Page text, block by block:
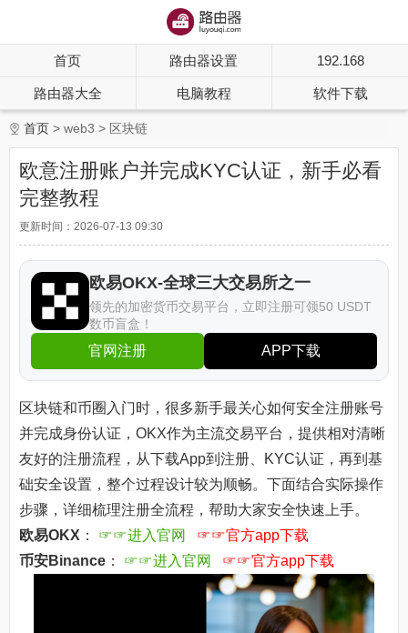
首页 路由器设置 192.168
路由器大全 电脑教程 软件下载
首页 web3 区块链
欧意注册账户并完成KYC认证，新手必看
完整教程
更新时间：2026-07-13 09:30
欧易OKX-全球三大交易所之一
领先的加密货币交易平台，立即注册可领50 USDT
数币盲盒！
官网注册 APP下载
区块链和币圈入门时，很多新手最关心如何安全注册账号
并完成身份认证，OKX作为主流交易平台，提供相对清晰
友好的注册流程，从下载App到注册、KYC认证，再到基
础安全设置，整个过程设计较为顺畅。下面结合实际操作
步骤，详细梳理注册全流程，帮助大家安全快速上手。
欧易OKX ： ☞☞进入官网
☞☞官方app下载
币安Binance ： ☞☞进入官网 ☞☞官方app下载